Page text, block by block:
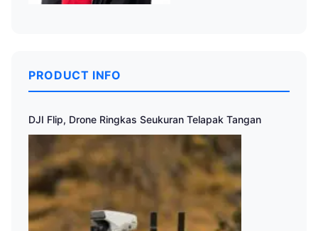
PRODUCT INFO
DJI Flip, Drone Ringkas Seukuran Telapak Tangan